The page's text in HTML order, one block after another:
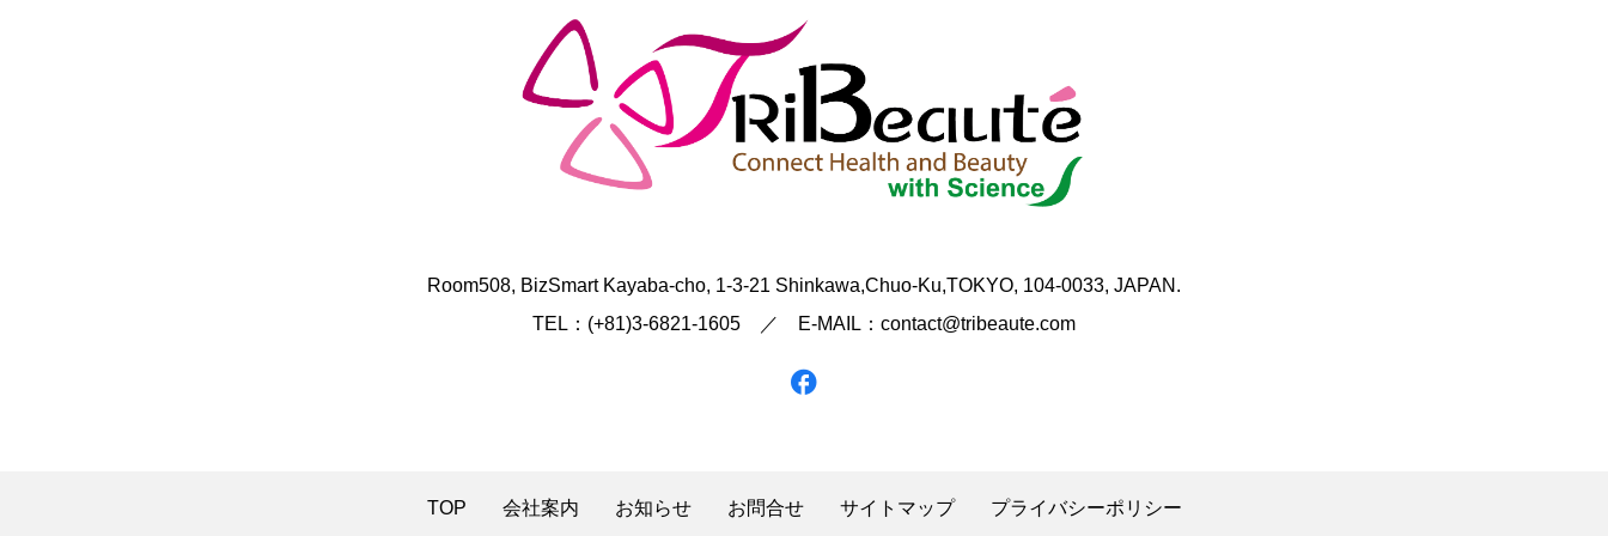
​Room508, BizSmart Kayaba-cho, 1-3-21 Shinkawa,Chuo-Ku,TOKYO, 104-0033, JAPAN.
TEL：(+81)3-6821-1605 ／ E-MAIL：contact@tribeaute.com
TOP 会社案内 お知らせ お問合せ サイトマップ プライバシーポリシー